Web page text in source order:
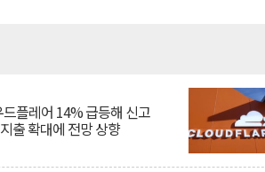
플레어 14% 급등해 신고
출 확대에 전망 상향